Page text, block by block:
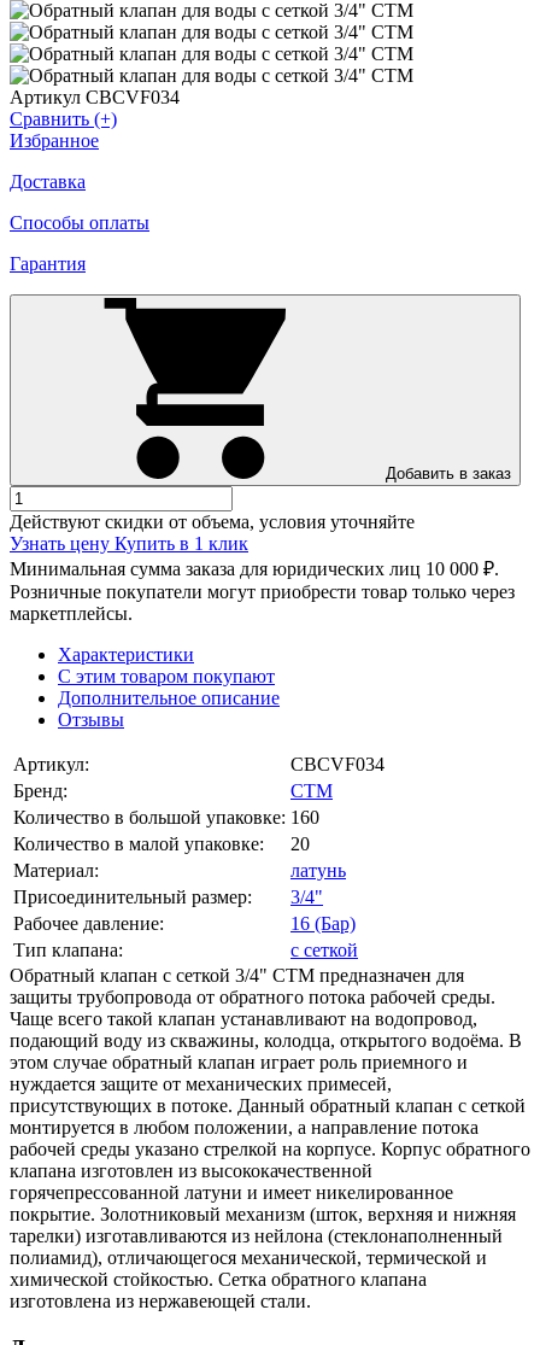
Артикул CBCVF034
Сравнить (+)
Избранное
Доставка
Способы оплаты
Гарантия
Добавить в заказ
Действуют скидки от объема, условия уточняйте
Узнать цену Купить в 1 клик
Минимальная сумма заказа для юридических лиц 10 000 ₽.
Розничные покупатели могут приобрести товар только через
маркетплейсы.
Характеристики
С этим товаром покупают
Дополнительное описание
Отзывы
Артикул:
CBCVF034
Бренд:
СТМ
Количество в большой упаковке: 160
Количество в малой упаковке:
20
Материал:
латунь
Присоединительный размер:
3/4"
Рабочее давление:
16 (Бар)
Тип клапана:
с сеткой
Обратный клапан с сеткой 3/4" CTM предназначен для
защиты трубопровода от обратного потока рабочей среды.
Чаще всего такой клапан устанавливают на водопровод,
подающий воду из скважины, колодца, открытого водоёма. В
этом случае обратный клапан играет роль приемного и
нуждается защите от механических примесей,
присутствующих в потоке. Данный обратный клапан с сеткой
монтируется в любом положении, а направление потока
рабочей среды указано стрелкой на корпусе. Корпус обратного
клапана изготовлен из высококачественной
горячепрессованной латуни и имеет никелированное
покрытие. Золотниковый механизм (шток, верхняя и нижняя
тарелки) изготавливаются из нейлона (стеклонаполненный
полиамид), отличающегося механической, термической и
химической стойкостью. Сетка обратного клапана
изготовлена из нержавеющей стали.